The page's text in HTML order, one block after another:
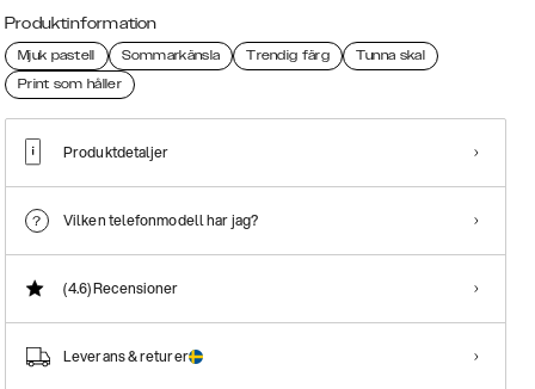
Produktinformation
Mjuk pastell Sommarkänsla Trendig färg
Tunna skal
Print som håller
Produktdetaljer
Vilken telefonmodell har jag?
(4.6)Recensioner
Leverans & returer